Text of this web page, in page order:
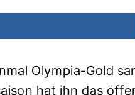
Olympia-Gold
hat ihn das